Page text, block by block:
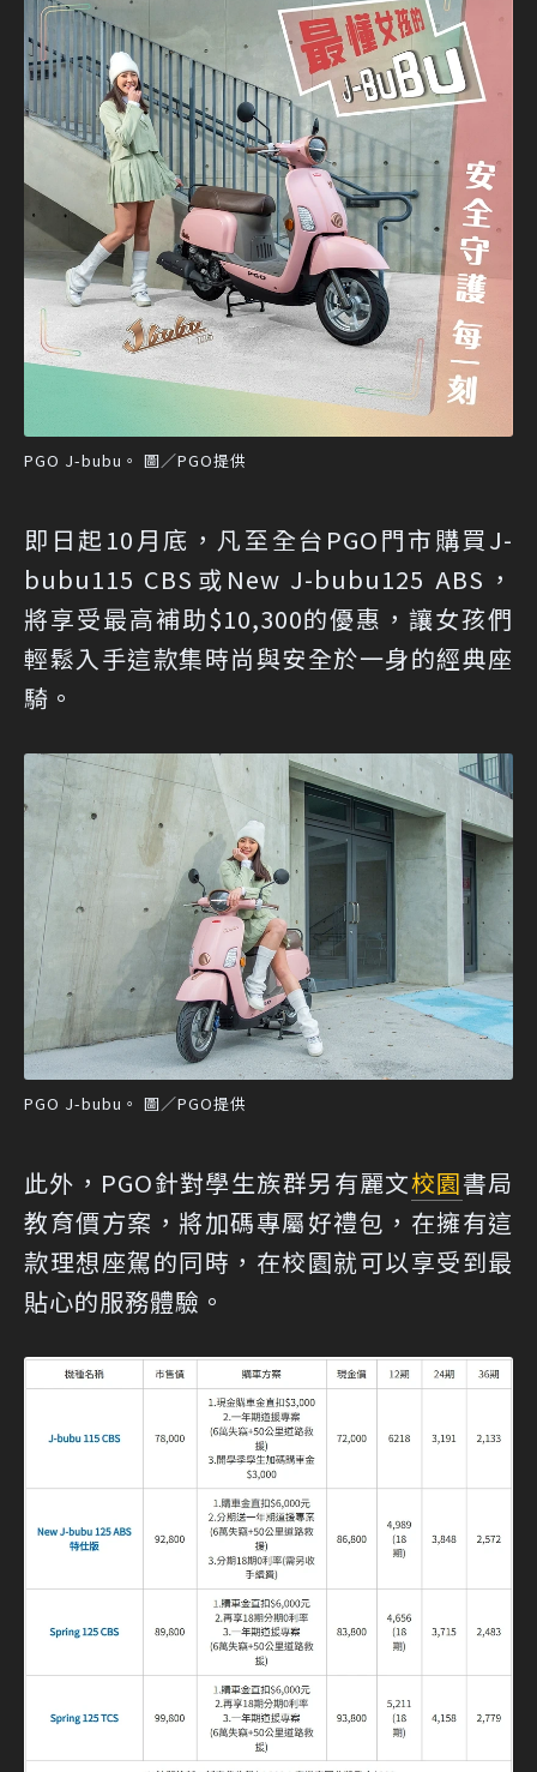
PGO J-bubu。 圖／PGO提供
即日起10月底，凡至全台PGO門市購買J-
bubu115 CBS或New J-bubu125 ABS，
將享受最高補助$10,300的優惠，讓女孩們
輕鬆入手這款集時尚與安全於一身的經典座
騎。
PGO J-bubu。 圖／PGO提供
此外，PGO針對學生族群另有麗文校園書局
教育價方案，將加碼專屬好禮包，在擁有這
款理想座駕的同時，在校園就可以享受到最
貼心的服務體驗。